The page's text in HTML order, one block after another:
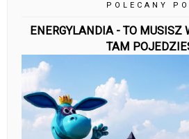
POLECANY
ENERGYLANDIA - TO
TAM